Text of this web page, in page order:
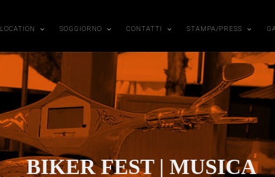
LOCATION SOGGIORNO CONTATTI STAMPA/PRESS
BIKER FEST | MUSICA